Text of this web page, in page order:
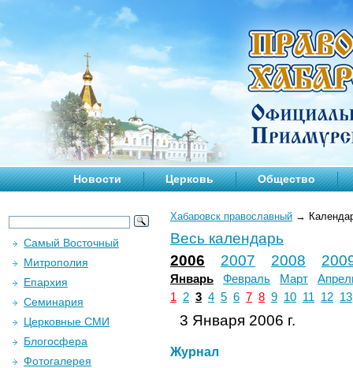
Новости Церковь Общество
Хабаровск православный →
Весь календарь
2006
2007 2008
Январь Февраль Март
1
2 3 4 5 6 7 8 9 10 11 12 13
3 Января 2006 г.
Журнал
Самый Восточный
Митрополия
Епархия
Семинария
Церковные СМИ
Блогосфера
Фотогалерея